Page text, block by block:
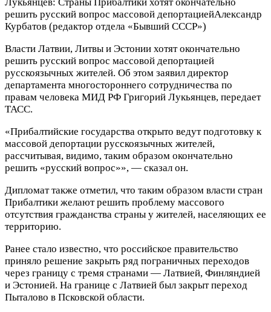
решить русский вопрос массовой депортациейАлександр
Курбатов (редактор отдела «Бывший СССР»)
Власти Латвии, Литвы и Эстонии хотят окончательно
решить русский вопрос массовой депортацией
русскоязычных жителей. Об этом заявил директор
департамента многостороннего сотрудничества по
правам человека МИД РФ Григорий Лукьянцев, передает
ТАСС.
«Прибалтийские государства открыто ведут подготовку к
массовой депортации русскоязычных жителей,
рассчитывая, видимо, таким образом окончательно
решить «русский вопрос»», — сказал он.
Дипломат также отметил, что таким образом власти стран
Прибалтики желают решить проблему массового
отсутствия гражданства страны у жителей, населяющих ее
территорию.
Ранее стало известно, что российское правительство
приняло решение закрыть ряд пограничных переходов
через границу с тремя странами — Латвией, Финляндией
и Эстонией. На границе с Латвией был закрыт переход
Пыталово в Псковской области.